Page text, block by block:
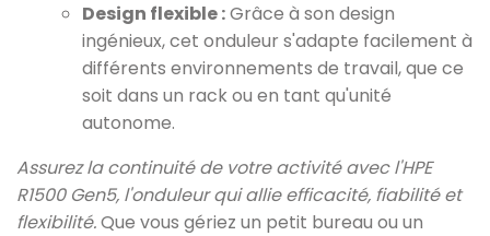
Design flexible :Grâce à son design
ingénieux, cet onduleur s'adapte facilement à
différents environnements de travail, que ce
soit dans un rack ou en tant qu'unité
autonome.
Assurez la continuité de votre activité avec l'HPE
R1500 Gen5, l'onduleur qui allie efficacité, fiabilité et
flexibilité.Que vous gériez un petit bureau ou un